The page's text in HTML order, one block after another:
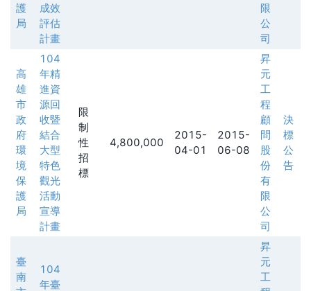
護
局
成效
評估
計畫
限
公
司
高
雄
市
政
府
環
境
保
護
局
104
年精
進資
源回
收暨
結合
大型
特色
觀光
活動
宣導
計畫
限
制
性
招
標
4,800,000
2015-
04-01
2015-
06-08
昇
元
工
程
顧
問
股
份
有
限
公
司
決
標
公
告
臺
南
104
年臺
昇
元
工